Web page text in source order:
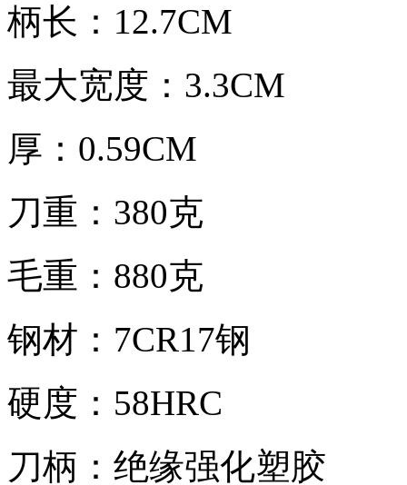
柄长：12.7CM
最大宽度：3.3CM
厚：0.59CM
刀重：380克
毛重：880克
钢材：7CR17钢
硬度：58HRC
刀柄：绝缘强化塑胶